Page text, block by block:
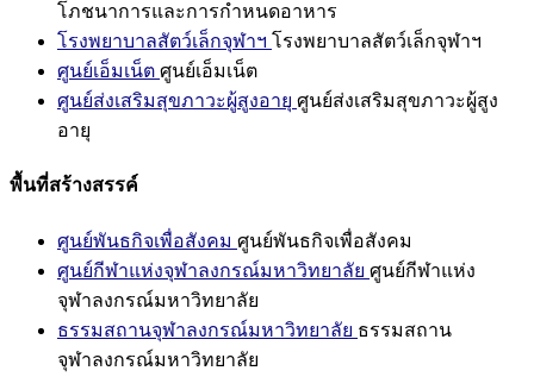
โภชนาการและการกำหนดอาหาร
โรงพยาบาลสัตว์เล็กจุฬาฯ โรงพยาบาลสัตว์เล็กจุฬาฯ
ศูนย์เอ็มเน็ต ศูนย์เอ็มเน็ต
ศูนย์ส่งเสริมสุขภาวะผู้สูงอายุ ศูนย์ส่งเสริมสุขภาวะผู้สูง
อายุ
พื้นที่สร้างสรรค์
ศูนย์พันธกิจเพื่อสังคม ศูนย์พันธกิจเพื่อสังคม
ศูนย์กีฬาแห่งจุฬาลงกรณ์มหาวิทยาลัย ศูนย์กีฬาแห่ง
จุฬาลงกรณ์มหาวิทยาลัย
ธรรมสถานจุฬาลงกรณ์มหาวิทยาลัย ธรรมสถาน
จุฬาลงกรณ์มหาวิทยาลัย